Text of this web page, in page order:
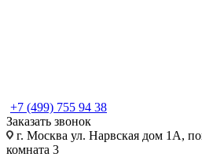
+7 (499) 755 94 38
Заказать звонок
г. Москва ул. Нарвская дом 1А,
комната 3